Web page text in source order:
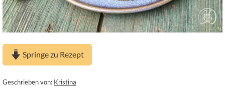
Springe zu Rezept
Geschrieben von: Kristina